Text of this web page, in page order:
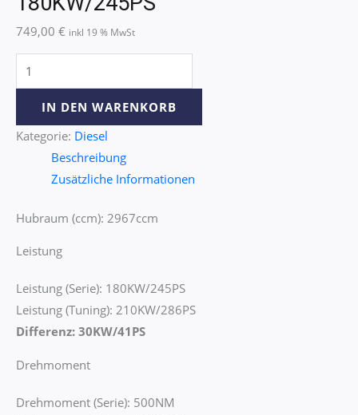
749,00 € inkl 19 % MwSt
IN DEN WARENKORB
Kategorie: Diesel
Beschreibung
Zusätzliche Informationen
Hubraum (ccm): 2967ccm
Leistung
Leistung (Serie): 180KW/245PS
Leistung (Tuning): 210KW/286PS
Differenz: 30KW/41PS
Drehmoment
Drehmoment (Serie): 500NM